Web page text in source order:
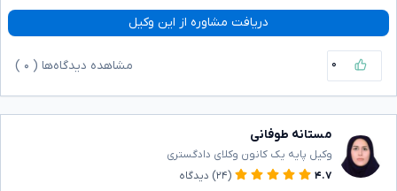
دریافت مشاوره از این وکیل
۰ مشاهده دیدگاه‌ها ( ۰
مستانه طوفانی
وکیل پایه یک کانون وکلای دادگستری
۴.۷
(۲۴) دیدگاه